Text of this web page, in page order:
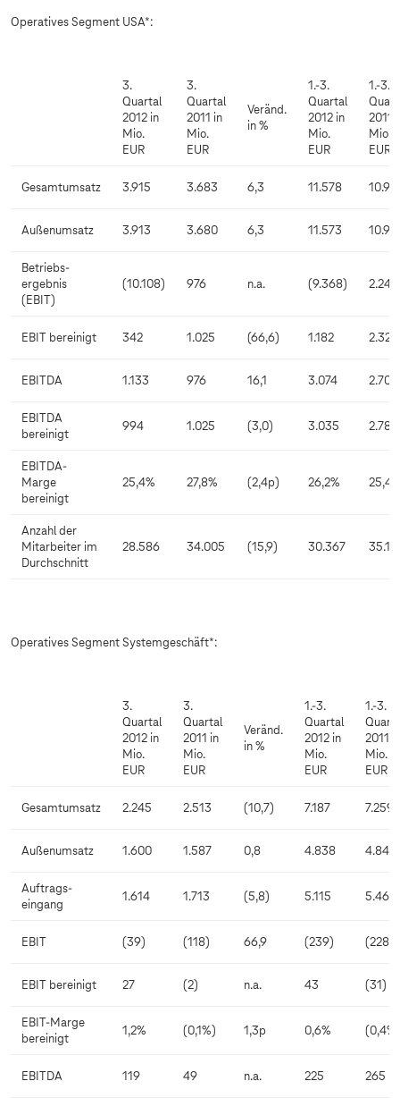
Operatives Segment USA*:
3.
Quartal
2012 in
Mio.
EUR
3.
Quartal
2011 in
Mio.
EUR
Veränd.
in %
1.-3.
Quartal
2012 in
Mio.
EUR
1.-3.
2011
Mio.
EUR
Gesamtumsatz 3.915 3.683 6,3 11.578
Außenumsatz 3.913 3.680 6,3 11.573
Betriebs-
ergebnis
(EBIT)
(10.108) 976 n.a. (9.368) 2.245
EBIT bereinigt 342 1.025 (66,6) 1.182 2.325
EBITDA 1.133 976 16,1 3.074 2.708
EBITDA
bereinigt
994 1.025 (3,0) 3.035 2.788
EBITDA-
Marge
bereinigt
25,4% 27,8% (2,4p) 26,2%
Anzahl der
Mitarbeiter im
Durchschnitt
28.586 34.005 (15,9) 30.367
Operatives Segment Systemgeschäft*:
3.
Quartal
2012 in
Mio.
EUR
3.
Quartal
2011 in
Mio.
EUR
Veränd.
in %
1.-3.
Quartal
2012 in
Mio.
EUR
1.-3.
2011 in
Mio.
EUR
Gesamtumsatz 2.245 2.513 (10,7) 7.187 7.259
Außenumsatz 1.600 1.587 0,8 4.838 4.841
Auftrags-
eingang
1.614 1.713 (5,8) 5.115 5.468
EBIT (39) (118) 66,9 (239) (228)
EBIT bereinigt 27 (2) n.a. 43 (31)
EBIT-Marge
bereinigt
1,2% (0,1%) 1,3p 0,6% (0,4%)
EBITDA 119 49 n.a. 225 265